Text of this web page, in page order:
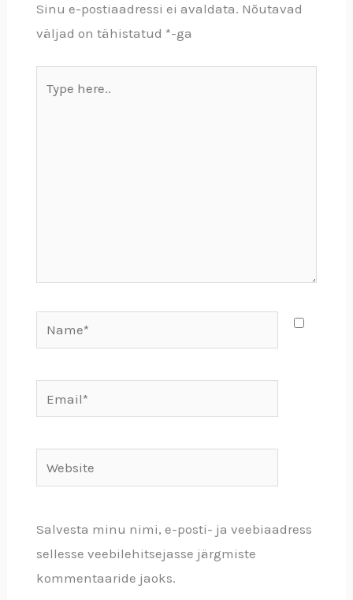
Sinu e-postiaadressi ei avaldata. Nõutavad
väljad on tähistatud *-ga
here..
Website
Salvesta minu nimi, e-posti- ja veebiaadress
sellesse veebilehitsejasse järgmiste
kommentaaride jaoks.